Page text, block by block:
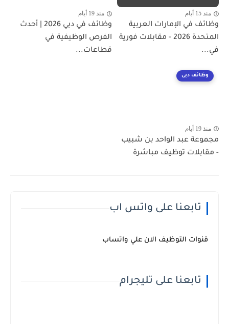
منذ 15 أيام
وظائف في الإمارات العربية
المتحدة 2026 - مقابلات فورية
في...
منذ 19 أيام
وظائف في دبي 2026 | أحدث
الفرص الوظيفية في
قطاعات...
وظائف دبى
منذ 19 أيام
مجموعة عبد الواحد بن شبيب
- مقابلات توظيف مباشرة
تابعنا على واتس اب
قنوات التوظيف الان علي واتساب
تابعنا على تليجرام